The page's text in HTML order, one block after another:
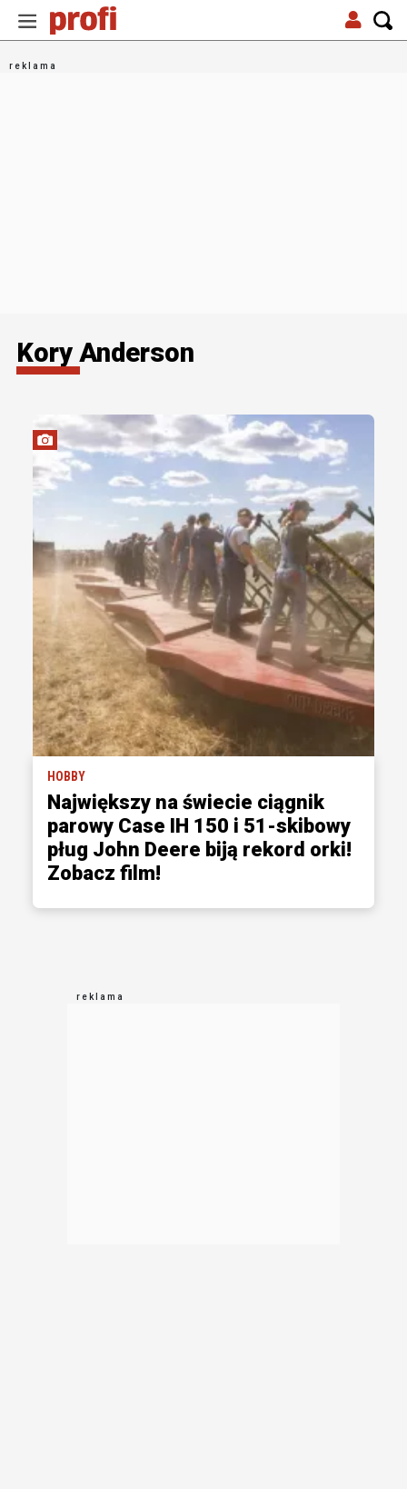
Kory Anderson
HOBBY
Największy na świecie ciągnik
parowy Case IH 150 i 51-skibowy
pług John Deere biją rekord orki!
Zobacz film!